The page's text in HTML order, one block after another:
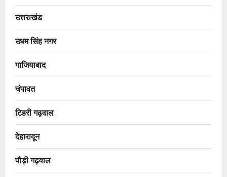
उत्तराखंड
उधम सिंह नगर
गाजियाबाद
चंपावत
टिहरी गढ़वाल
देहारादून
पौड़ी गढ़वाल